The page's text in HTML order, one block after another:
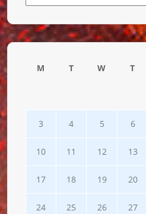
for:
M T W T
3 4 5 6
10 11 12 13
17 18 19 20
24 25 26 27